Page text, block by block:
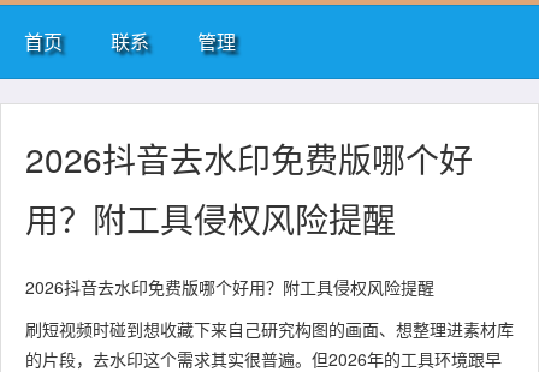
首页 联系 管理
2026抖音去水印免费版哪个好
用？附工具侵权风险提醒
2026抖音去水印免费版哪个好用？附工具侵权风险提醒
刷短视频时碰到想收藏下来自己研究构图的画面、想整理进素材库
的片段，去水印这个需求其实很普遍。但2026年的工具环境跟早